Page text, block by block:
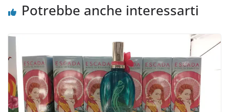
Potrebbe anche interessarti